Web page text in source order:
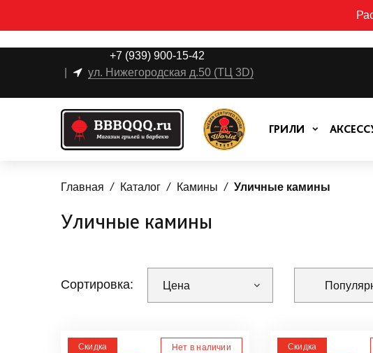
+7 (939) 900-15-42
ул. Нижегородская д.50 (ТЦ 3D)
ГРИЛИ
Главная Каталог Камины Уличные камины
Уличные камины
Сортировка: Цена
Скидка
Нет в наличии
Скидка